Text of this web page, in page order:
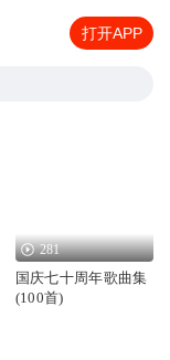
打开APP
281
国庆七十周年歌曲集
(100首)